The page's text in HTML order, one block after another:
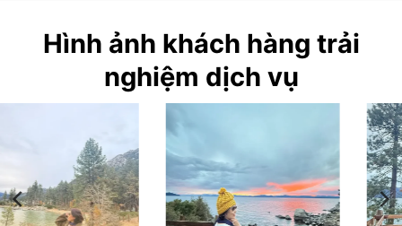
Hình ảnh khách hàng trải
nghiệm dịch vụ